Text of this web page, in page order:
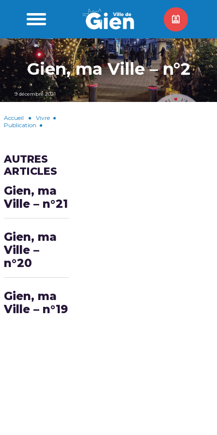
Gien, ma Ville – n°2
9 décembre 2021
Accueil ● Vivre ●
Publication ●
AUTRES
ARTICLES
Gien, ma
Ville – n°21
Gien, ma
Ville –
n°20
Gien, ma
Ville – n°19